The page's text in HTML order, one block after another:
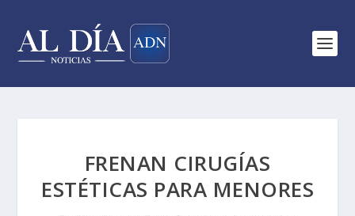
FRENAN CIRUGÍAS
ESTÉTICAS PARA MENORES